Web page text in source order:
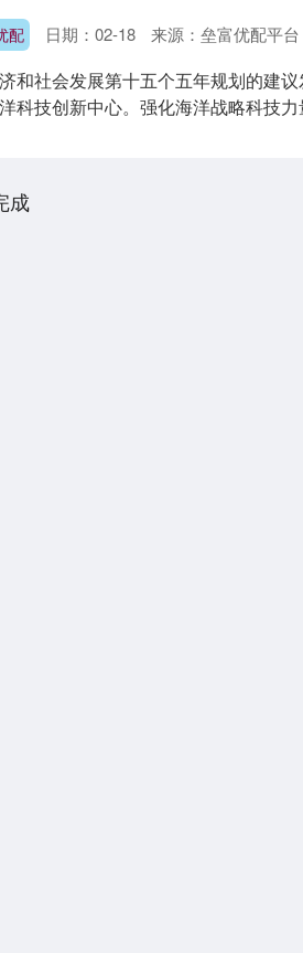
配 日期：02-18 来源：垒富优配平台
和社会发展第十五个五年规划的建议
科技创新中心。强化海洋战略科技力
成